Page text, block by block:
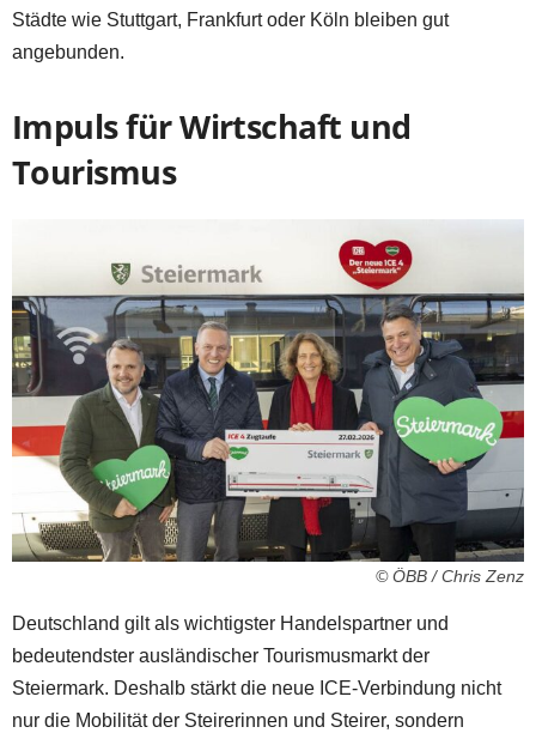
Städte wie Stuttgart, Frankfurt oder Köln bleiben gut
angebunden.
Impuls für Wirtschaft und
Tourismus
© ÖBB / Chris Zenz
Deutschland gilt als wichtigster Handelspartner und
bedeutendster ausländischer Tourismusmarkt der
Steiermark. Deshalb stärkt die neue ICE-Verbindung nicht
nur die Mobilität der Steirerinnen und Steirer, sondern